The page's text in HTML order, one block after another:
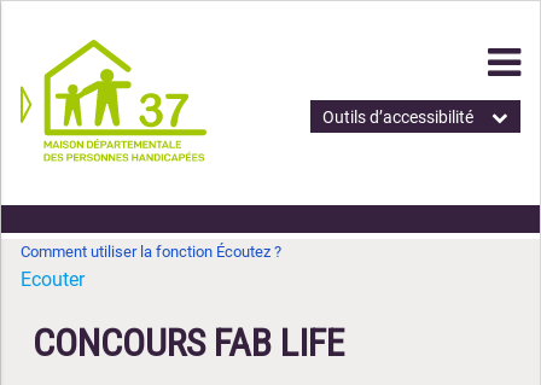
Outils d’accessibilité
Comment utiliser la fonction Écoutez ?
Ecouter
CONCOURS FAB LIFE